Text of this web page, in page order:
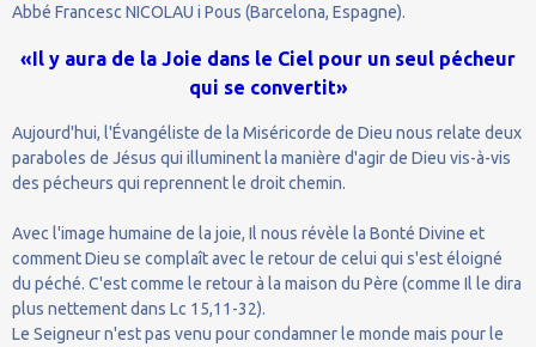
Abbé Francesc NICOLAU i Pous (Barcelona, Espagne).
«Il y aura de la Joie dans le Ciel pour un seul pécheur
qui se convertit»
Aujourd'hui, l'Évangéliste de la Miséricorde de Dieu nous relate deux
paraboles de Jésus qui illuminent la manière d'agir de Dieu vis-à-vis
des pécheurs qui reprennent le droit chemin.
Avec l'image humaine de la joie, Il nous révèle la Bonté Divine et
comment Dieu se complaît avec le retour de celui qui s'est éloigné
du péché. C'est comme le retour à la maison du Père (comme Il le dira
plus nettement dans Lc 15,11-32).
Le Seigneur n'est pas venu pour condamner le monde mais pour le